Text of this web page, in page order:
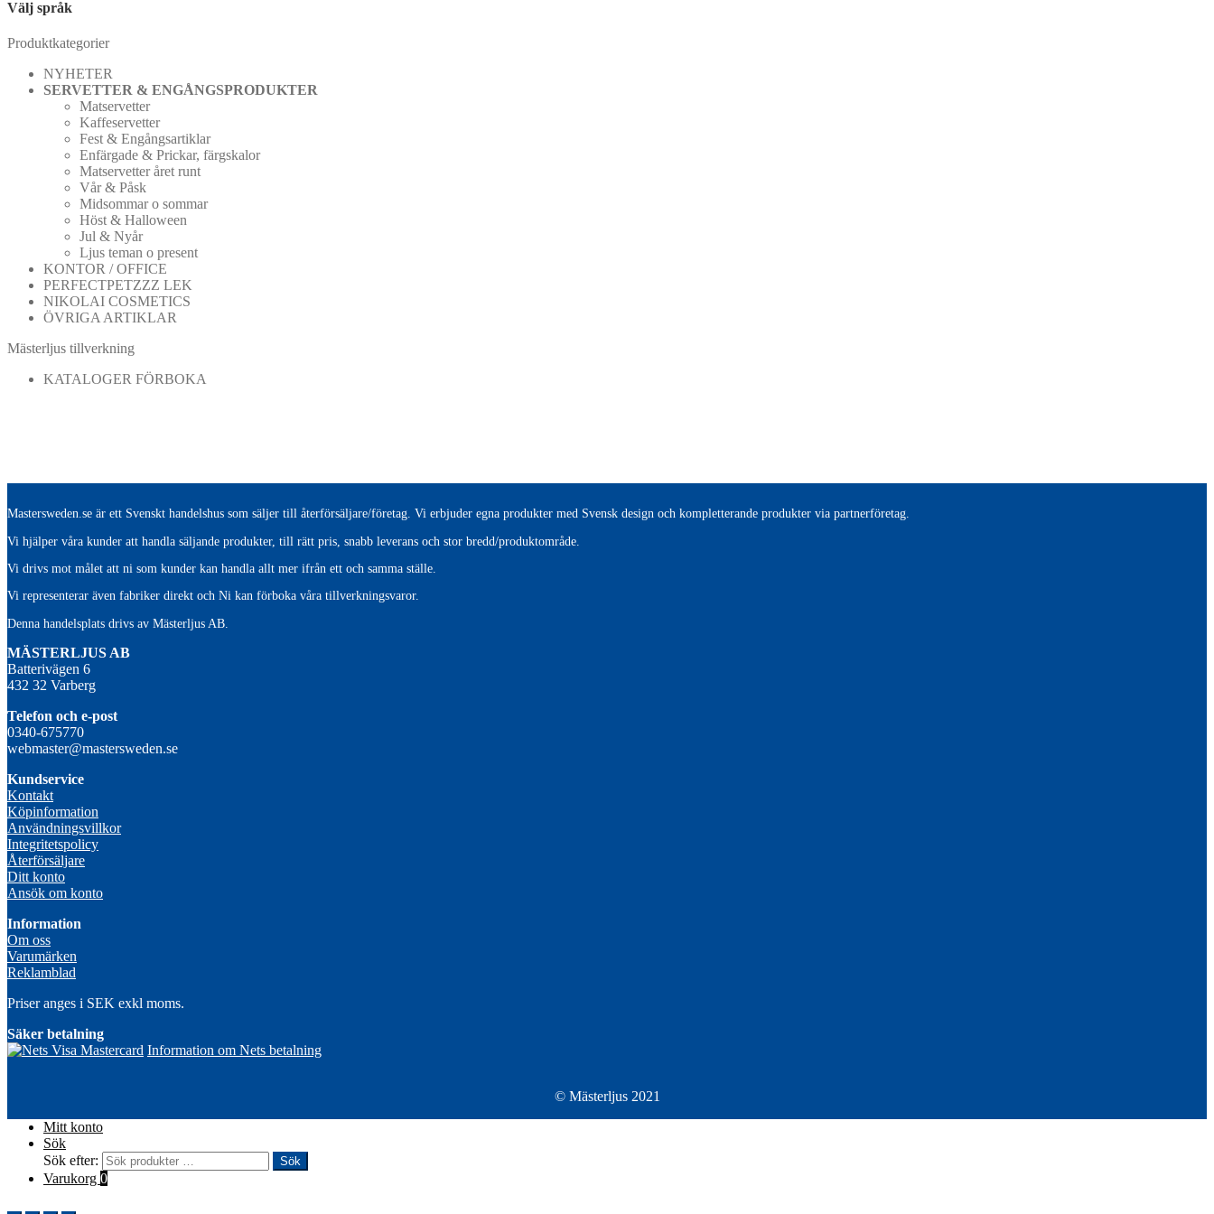
Välj språk
Produktkategorier
NYHETER
SERVETTER & ENGÅNGSPRODUKTER
Matservetter
Kaffeservetter
Fest & Engångsartiklar
Enfärgade & Prickar, färgskalor
Matservetter året runt
Vår & Påsk
Midsommar o sommar
Höst & Halloween
Jul & Nyår
Ljus teman o present
KONTOR / OFFICE
PERFECTPETZZZ LEK
NIKOLAI COSMETICS
ÖVRIGA ARTIKLAR
Mästerljus tillverkning
KATALOGER FÖRBOKA
Mastersweden.se är ett Svenskt handelshus som säljer till återförsäljare/företag. Vi erbjuder egna produkter med Svensk design och kompletterande produkter via partnerföretag.
Vi hjälper våra kunder att handla säljande produkter, till rätt pris, snabb leverans och stor bredd/produktområde.
Vi drivs mot målet att ni som kunder kan handla allt mer ifrån ett och samma ställe.
Vi representerar även fabriker direkt och Ni kan förboka våra tillverkningsvaror.
Denna handelsplats drivs av Mästerljus AB.
MÄSTERLJUS AB
Batterivägen 6
432 32 Varberg
Telefon och e-post
0340-675770
webmaster@mastersweden.se
Kundservice
Kontakt
Köpinformation
Användningsvillkor
Integritetspolicy
Återförsäljare
Ditt konto
Ansök om konto
Information
Om oss
Varumärken
Reklamblad
Priser anges i SEK exkl moms.
Säker betalning
Information om Nets betalning
© Mästerljus 2021
Mitt konto
Sök
Sök efter:
Sök
Varukorg 0